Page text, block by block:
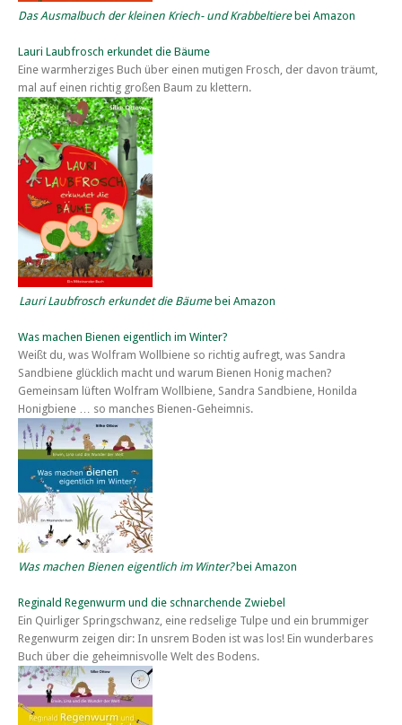
Das Ausmalbuch der kleinen Kriech- und Krabbeltierebei Amazon
Lauri Laubfrosch erkundet die Bäume
Eine warmherziges Buch über einen mutigen Frosch, der davon träumt,
mal auf einen richtig großen Baum zu klettern.
Lauri Laubfrosch erkundet die Bäumebei Amazon
Was machen Bienen eigentlich im Winter?
Weißt du, was Wolfram Wollbiene so richtig aufregt, was Sandra
Sandbiene glücklich macht und warum Bienen Honig machen?
Gemeinsam lüften Wolfram Wollbiene, Sandra Sandbiene, Honilda
Honigbiene … so manches Bienen-Geheimnis.
Was machen Bienen eigentlich im Winter?bei Amazon
Reginald Regenwurm und die schnarchende Zwiebel
Ein Quirliger Springschwanz, eine redselige Tulpe und ein brummiger
Regenwurm zeigen dir: In unsrem Boden ist was los! Ein wunderbares
Buch über die geheimnisvolle Welt des Bodens.